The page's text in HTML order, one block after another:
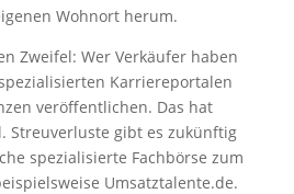
Wohnort herum.
Zweifel: Wer Verkäufer haben
Karriereportalen
veröffentlichen. Das hat
Streuverluste gibt es zukünftig
spezialisierte Fachbörse zum
Umsatztalente.de.